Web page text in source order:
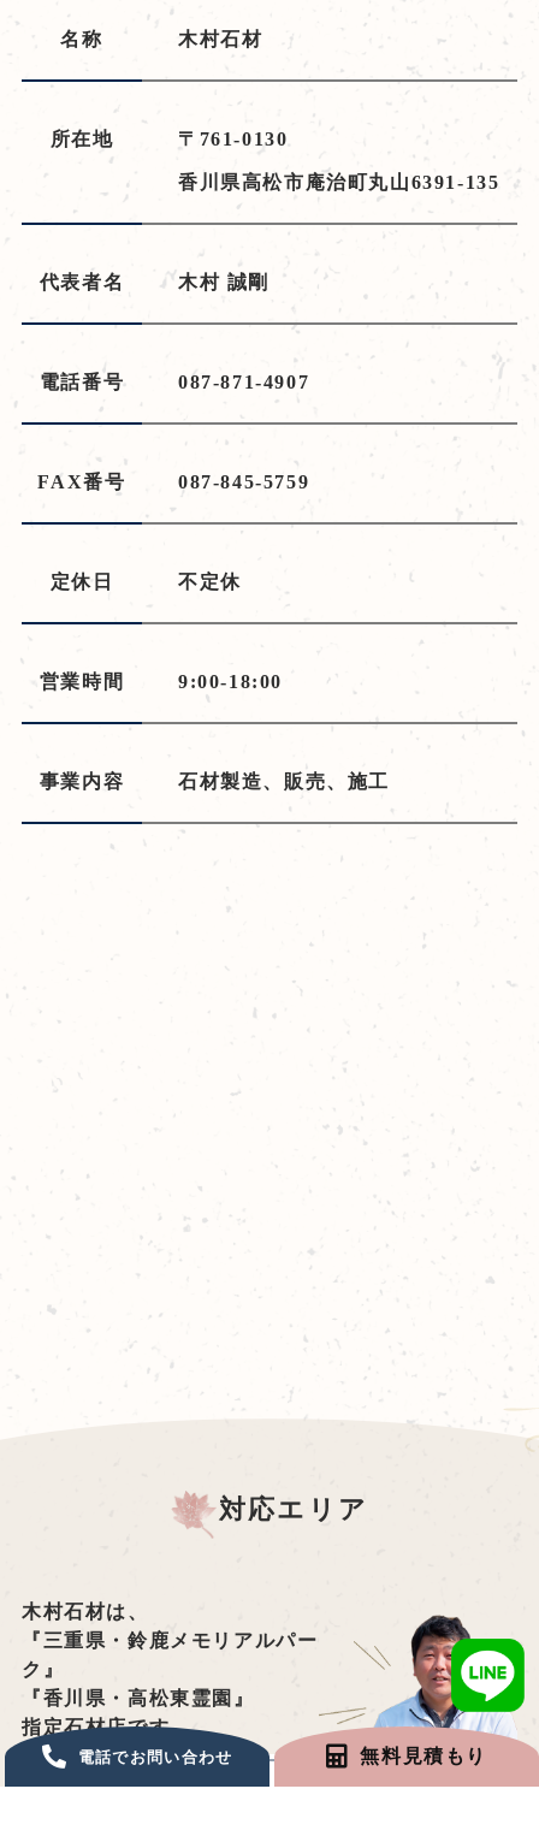
名称 木村石材
所在地 〒761-0130
香川県高松市庵治町丸山6391-135
代表者名 木村 誠剛
電話番号 087-871-4907
FAX番号 087-845-5759
定休日 不定休
営業時間 9:00-18:00
事業内容 石材製造、販売、施工
対応エリア
木村石材は、
『三重県・鈴鹿メモリアルパー
ク』
『香川県・高松東霊園』
指定石材店です。
電話でお問い合わせ 無料見積もり